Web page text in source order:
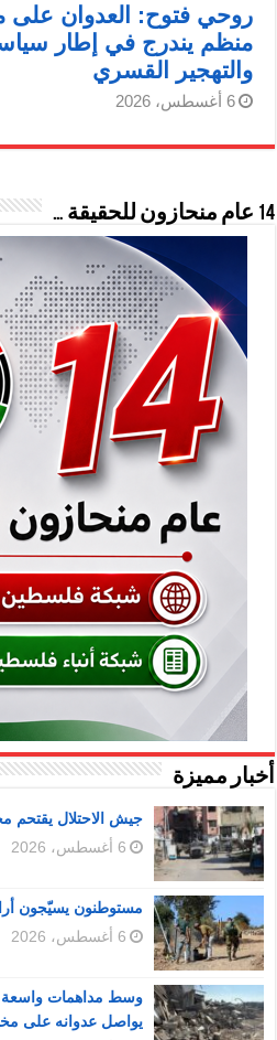
روحي فتوح: العدوان على
منظم يندرج في إطار
والتهجير القسري
6 أغسطس، 2026
14 عام منحازون للحقيقة …
أخبار مميزة
جيش الاحتلال
6 أغسطس، 2026
مستوطنون يسيّجون
6 أغسطس، 2026
وسط مداهمات واسعة
يواصل عدوانه على